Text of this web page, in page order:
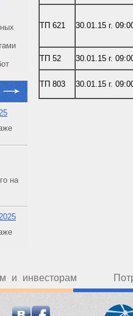
на
ТП 621 30.01.15 г.
ТП 52 30.01.15 г.
ТП 803 30.01.15 г.
и инвесторам